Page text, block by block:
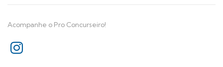
Acompanhe o Pro Concurseiro!